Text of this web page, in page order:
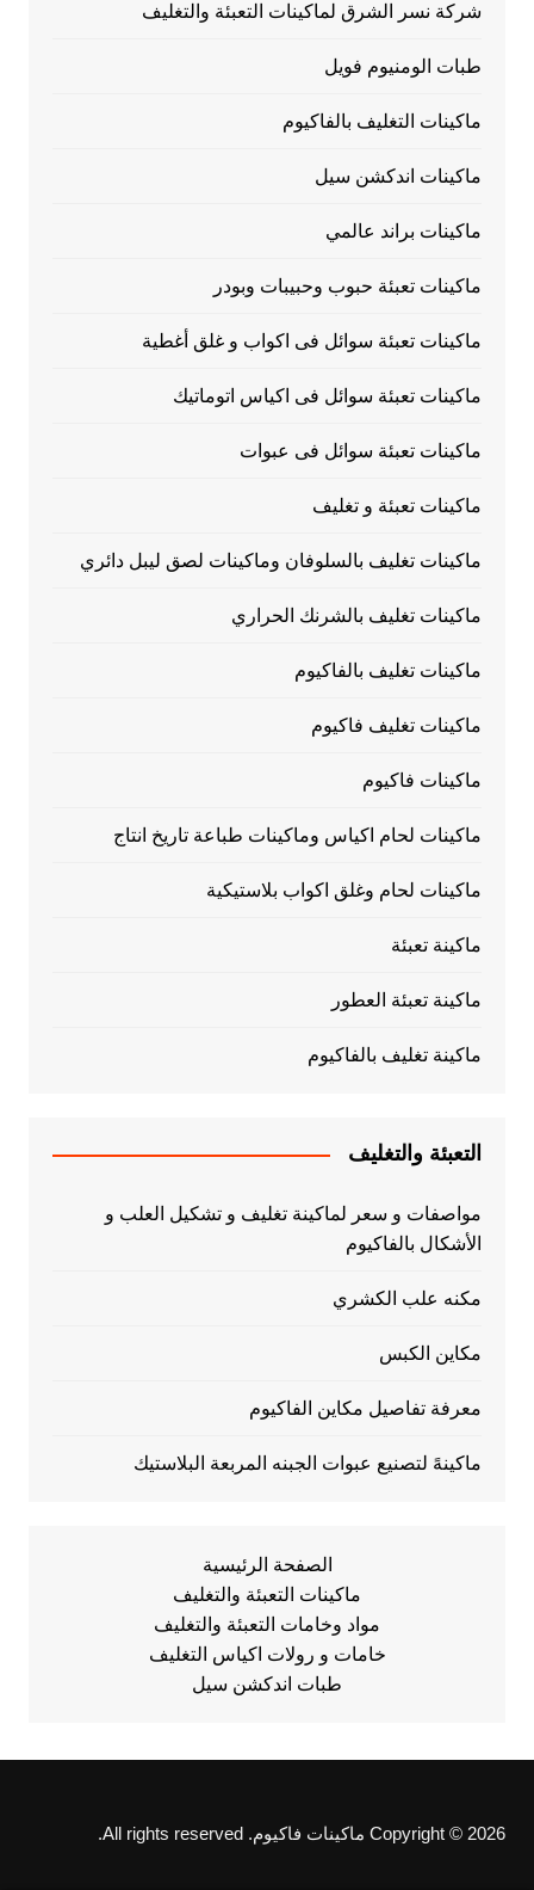
شركة نسر الشرق لماكينات التعبئة والتغليف
طبات الومنيوم فويل
ماكينات التغليف بالفاكيوم
ماكينات اندكشن سيل
ماكينات براند عالمي
ماكينات تعبئة حبوب وحبيبات وبودر
ماكينات تعبئة سوائل فى اكواب و غلق أغطية
ماكينات تعبئة سوائل فى اكياس اتوماتيك
ماكينات تعبئة سوائل فى عبوات
ماكينات تعبئة و تغليف
ماكينات تغليف بالسلوفان وماكينات لصق ليبل دائري
ماكينات تغليف بالشرنك الحراري
ماكينات تغليف بالفاكيوم
ماكينات تغليف فاكيوم
ماكينات فاكيوم
ماكينات لحام اكياس وماكينات طباعة تاريخ انتاج
ماكينات لحام وغلق اكواب بلاستيكية
ماكينة تعبئة
ماكينة تعبئة العطور
ماكينة تغليف بالفاكيوم
التعبئة والتغليف
مواصفات و سعر لماكينة تغليف و تشكيل العلب و
الأشكال بالفاكيوم
مكنه علب الكشري
مكاين الكبس
معرفة تفاصيل مكاين الفاكيوم
ماكينهً لتصنيع عبوات الجبنه المربعة البلاستيك
الصفحة الرئيسية
ماكينات التعبئة والتغليف
مواد وخامات التعبئة والتغليف
خامات و رولات اكياس التغليف
طبات اندكشن سيل
Copyright © 2026 ماكينات فاكيوم. All rights reserved.